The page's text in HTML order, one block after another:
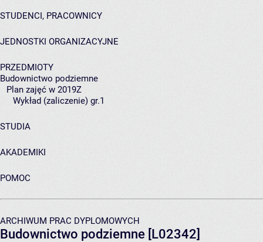
STUDENCI, PRACOWNICY
JEDNOSTKI ORGANIZACYJNE
PRZEDMIOTY
Budownictwo podziemne
Plan zajęć w 2019Z
Wykład (zaliczenie) gr.1
STUDIA
AKADEMIKI
POMOC
ARCHIWUM PRAC DYPLOMOWYCH
Budownictwo podziemne [L02342]